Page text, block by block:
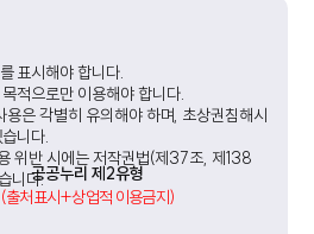
표시해야 합니다.
적으로만 이용해야 합니다.
은 각별히 유의해야 하며, 초상권침해시
니다.
위반 시에는 저작권법(제37조, 제138
니다.공공누리 제2유형
(출처표시+상업적 이용금지)